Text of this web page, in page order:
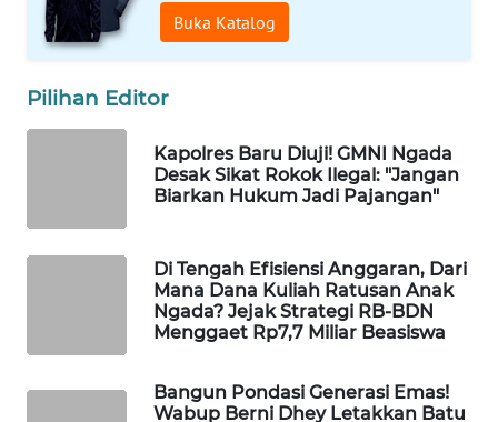
Buka Katalog
Pilihan Editor
Kapolres Baru Diuji! GMNI Ngada
Desak Sikat Rokok Ilegal: "Jangan
Biarkan Hukum Jadi Pajangan"
Di Tengah Efisiensi Anggaran, Dari
Mana Dana Kuliah Ratusan Anak
Ngada? Jejak Strategi RB-BDN
Menggaet Rp7,7 Miliar Beasiswa
Bangun Pondasi Generasi Emas!
Wabup Berni Dhey Letakkan Batu
NEWS
NEWS
METRO
JAKARTA